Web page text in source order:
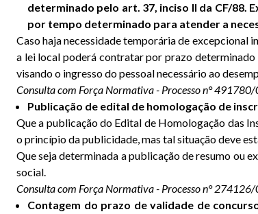
determinado pelo art. 37, inciso II da CF/88.
por tempo determinado para atender a
Caso haja necessidade temporária de excepcional
a lei local poderá contratar por prazo determinado
visando o ingresso do pessoal necessário ao
Consulta com Força Normativa - Processo n°
Publicação de edital de homologação de
Que a publicação do Edital de Homologação das
o princípio da publicidade, mas tal situação deve
Que seja determinada a publicação de resumo ou
social.
Consulta com Força Normativa - Processo n°
Contagem do prazo de validade de